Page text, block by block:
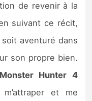
de revenir à la
suivant ce récit,
aventuré dans
son propre bien.
Monster Hunter 4
et me